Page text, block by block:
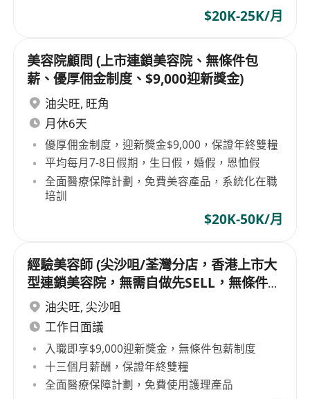
$20K-25K/月
美容院顧問 (上市連鎖美容院、無條件包
薪、優厚佣金制度、$9,000迎新獎金)
油尖旺, 旺角
月休6天
優厚佣金制度，迎新獎金$9,000，保證年終雙糧
平均每月7-8日假期，生日假，婚假，恩恤假
全面醫療保障計劃，免費美容產品，系統化在職
培訓
$20K-50K/月
經驗美容師 (尖沙咀/荃灣分店，香港上市大
型連鎖美容院，無需自做先SELL，無條件包
薪) 油尖旺, 尖沙咀
工作日面議
入職即享$9,000迎新獎金，無條件包薪制度
十三個月薪酬，保證年終雙糧
全面醫療保障計劃，免費使用護理產品